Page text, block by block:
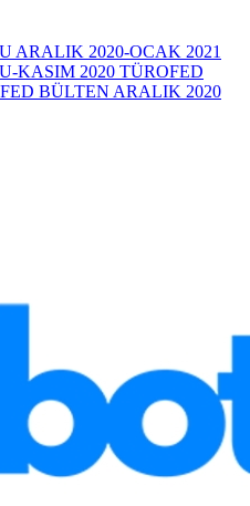
ARALIK 2020-OCAK 2021
KASIM 2020 TÜROFED
BÜLTEN ARALIK 2020